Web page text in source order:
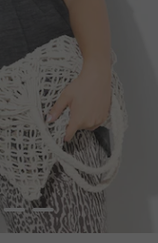
6 7